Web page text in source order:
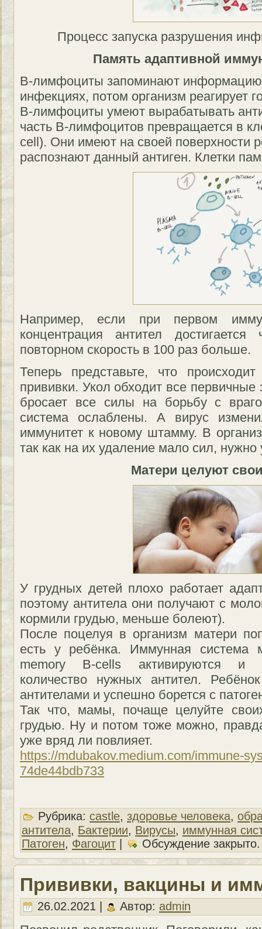
Процесс запуска разрушения
Память адаптивной
B-лимфоциты запоминают
инфекциях, потом организм реагирует
B-лимфоциты умеют вырабатывать
часть B-лимфоцитов превращается в
cell). Они имеют на своей поверхности
распознают данный антиген. Клетки
Например, если при первом
концентрация антител
повторном скорость в 100 раз больше.
Теперь представьте, что
прививки. Укол обходит все
бросает все силы на борьбу с
система ослаблены. А вирус
иммунитет к новому штамму. В
так как на их удаление мало сил,
Матери целуют
У грудных детей плохо работает
поэтому антитела они получают с
кормили грудью, меньше болеют).
После поцелуя в организм матери
есть у ребёнка. Иммунная система
memory B-cells активируются и
количество нужных антител.
антителами и успешно борется с
Так что, мамы, почаще целуйте
грудью. Ну и потом тоже можно,
уже вряд ли повлияет.
https://mdubakov.medium.com/immune-
74de44bdb733
Рубрика: castle, здоровье человека,
антитела, Бактерии, Вирусы, иммунная
Патоген, Фагоцит Обсуждение закрыто.
Прививки, вакцины и
26.02.2021 | Автор: admin